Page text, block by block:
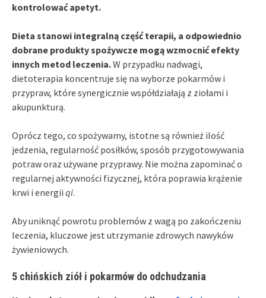
kontrolować apetyt.
Dieta stanowi integralną część terapii, a odpowiednio
dobrane produkty spożywcze mogą wzmocnić efekty
innych metod leczenia.W przypadku nadwagi,
dietoterapia koncentruje się na wyborze pokarmów i
przypraw, które synergicznie współdziałają z ziołami i
akupunkturą.
Oprócz tego, co spożywamy, istotne są również ilość
jedzenia, regularność posiłków, sposób przygotowywania
potraw oraz używane przyprawy. Nie można zapominać o
regularnej aktywności fizycznej, która poprawia krążenie
krwi i energii qi.
Aby uniknąć powrotu problemów z wagą po zakończeniu
leczenia, kluczowe jest utrzymanie zdrowych nawyków
żywieniowych.
5 chińskich ziół i pokarmów do odchudzania